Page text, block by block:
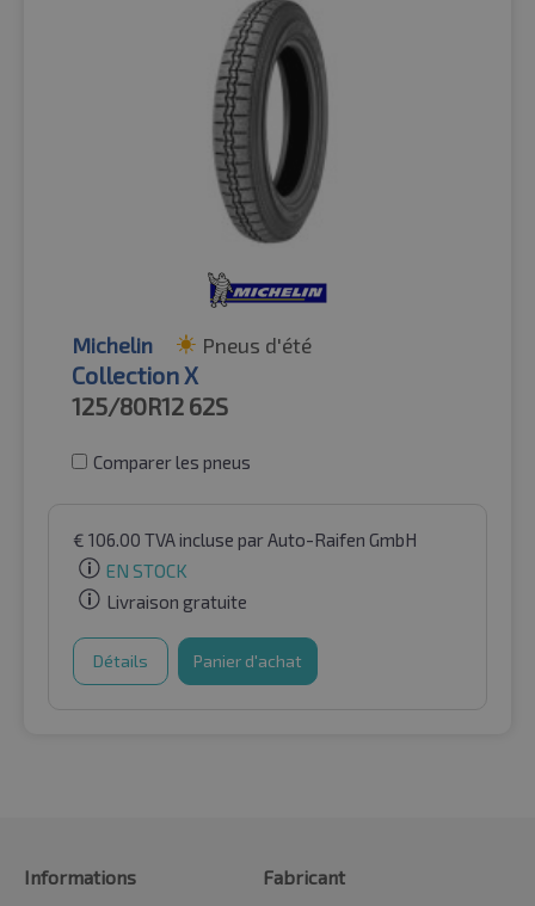
Michelin Pneus d'été
Collection X
125/80R12 62S
Comparer les pneus
€ 106.00 TVA incluse par Auto-Raifen GmbH
EN STOCK
Livraison gratuite
Détails Panier d'achat
Informations
Fabricant